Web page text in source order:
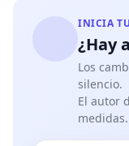
INICIA
¿Hay
Los
silencio.
El autor